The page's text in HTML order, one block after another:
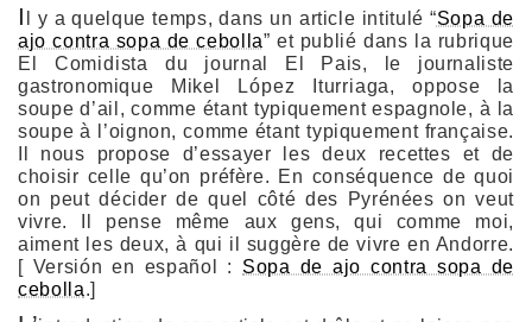
I l y a quelque temps, dans un article intitulé “Sopa de
ajo contra sopa de cebolla” et publié dans la rubrique
El Comidista
du journal El Pais, le journaliste
gastronomique Mikel López Iturriaga
, oppose la
soupe d’ail, comme étant typiquement espagnole, à la
soupe à l’oignon, comme étant typiquement française.
Il nous propose d’essayer les deux recettes et de
choisir celle qu’on préfère. En conséquence de quoi
on peut décider de quel côté des Pyrénées on veut
vivre. Il pense même aux gens, qui comme moi,
aiment les deux, à qui il suggère de vivre en Andorre.
[ Versión en español : Sopa de ajo contra sopa de
cebolla .]